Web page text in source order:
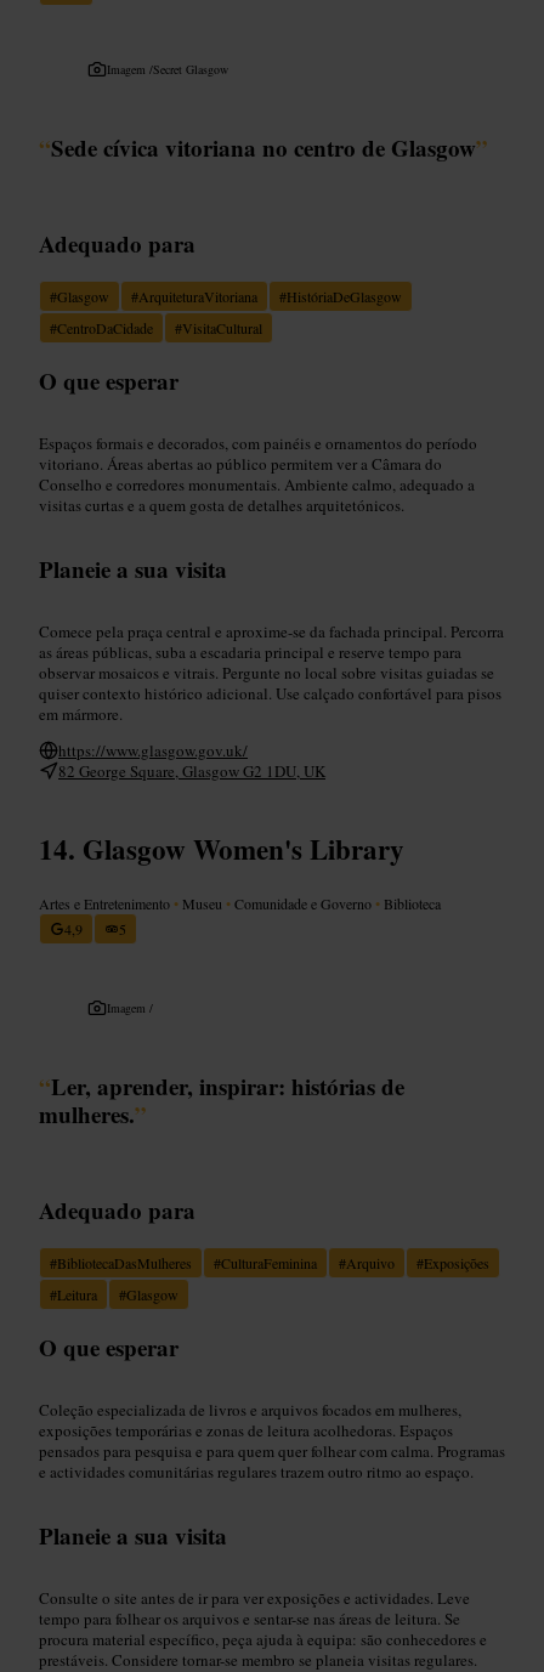
Imagem /Secret Glasgow
“Sede cívica vitoriana no centro de Glasgow”
Adequado para
#Glasgow #ArquiteturaVitoriana #HistóriaDeGlasgow
#CentroDaCidade #VisitaCultural
O que esperar
Espaços formais e decorados, com painéis e ornamentos do período
vitoriano. Áreas abertas ao público permitem ver a Câmara do
Conselho e corredores monumentais. Ambiente calmo, adequado a
visitas curtas e a quem gosta de detalhes arquitetónicos.
Planeie a sua visita
Comece pela praça central e aproxime-se da fachada principal. Percorra
as áreas públicas, suba a escadaria principal e reserve tempo para
observar mosaicos e vitrais. Pergunte no local sobre visitas guiadas se
quiser contexto histórico adicional. Use calçado confortável para pisos
em mármore.
https://www.glasgow.gov.uk/
82 George Square, Glasgow G2 1DU, UK
Glasgow Women's Library
Artes e Entretenimento • Museu •Comunidade e Governo • Biblioteca
4,9
5
Imagem /
“Ler, aprender, inspirar: histórias de
mulheres.”
Adequado para
#BibliotecaDasMulheres #CulturaFeminina #Arquivo #Exposições
#Leitura #Glasgow
O que esperar
Coleção especializada de livros e arquivos focados em mulheres,
exposições temporárias e zonas de leitura acolhedoras. Espaços
pensados para pesquisa e para quem quer folhear com calma. Programas
e actividades comunitárias regulares trazem outro ritmo ao espaço.
Planeie a sua visita
Consulte o site antes de ir para ver exposições e actividades. Leve
tempo para folhear os arquivos e sentar-se nas áreas de leitura. Se
procura material específico, peça ajuda à equipa: são conhecedores e
prestáveis. Considere tornar-se membro se planeia visitas regulares.